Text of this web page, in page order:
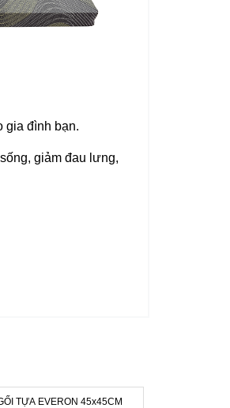
gia đình bạn.
giảm đau lưng,
TỰA EVERON 45x45CM